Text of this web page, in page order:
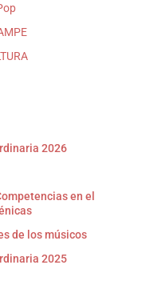
2026
en el
de los músicos
2025